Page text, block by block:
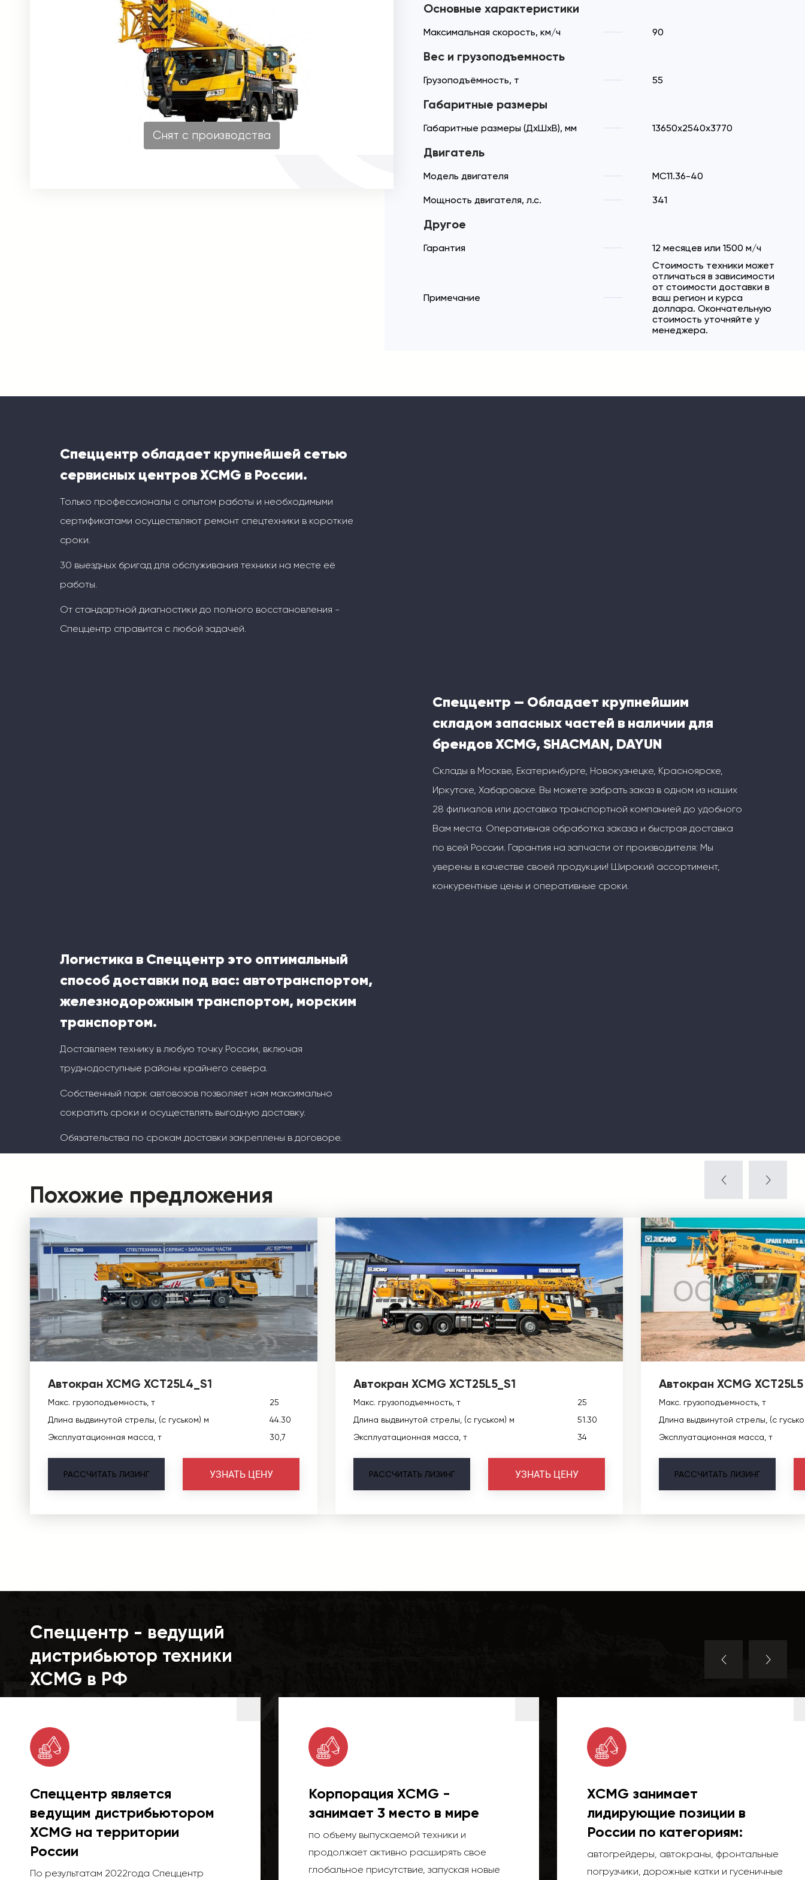
Снят с производства
Основные характеристики
Максимальная скорость, км/ч 90
Вес и грузоподъемность
Грузоподъёмность, т 55
Габаритные размеры
Габаритные размеры (ДхШхВ), мм 13650х2540х3770
Двигатель
Модель двигателя MC11.36-40
Мощность двигателя, л.с. 341
Другое
Гарантия 12 месяцев или 1500 м/ч
Примечание
Стоимость техники может
отличаться в зависимости
от стоимости доставки в
ваш регион и курса
доллара. Окончательную
стоимость уточняйте у
менеджера.
Спеццентр обладает крупнейшей сетью
сервисных центров XCMG в России.
Только профессионалы с опытом работы и необходимыми
сертификатами осуществляют ремонт спецтехники в короткие
сроки.
30 выездных бригад для обслуживания техники на месте её
работы.
От стандартной диагностики до полного восстановления -
Спеццентр справится с любой задачей.
Спеццентр — Обладает крупнейшим
складом запасных частей в наличии для
брендов XCMG, SHACMAN, DAYUN
Склады в Москве, Екатеринбурге, Новокузнецке, Красноярске,
Иркутске, Хабаровске. Вы можете забрать заказ в одном из наших
28 филиалов или доставка транспортной компанией до удобного
Вам места. Оперативная обработка заказа и быстрая доставка
по всей России. Гарантия на запчасти от производителя: Мы
уверены в качестве своей продукции! Широкий ассортимент,
конкурентные цены и оперативные сроки.
Логистика в Спеццентр это оптимальный
способ доставки под вас: автотранспортом,
железнодорожным транспортом, морским
транспортом.
Доставляем технику в любую точку России, включая
труднодоступные районы крайнего севера.
Собственный парк автовозов позволяет нам максимально
сократить сроки и осуществлять выгодную доставку.
Обязательства по срокам доставки закреплены в договоре.
Похожие предложения
Автокран XCMG XCT25L4_S1
Макс. грузоподъемность, т
25
Длина выдвинутой стрелы, (с гуськом) м
44.30
Эксплуатационная масса, т
30,7
РАССЧИТАТЬ ЛИЗИНГ УЗНАТЬ ЦЕНУ
Автокран XCMG XCT25L5_S1
Макс. грузоподъемность, т
25
Длина выдвинутой стрелы, (с гуськом) м
51.30
Эксплуатационная масса, т
34
РАССЧИТАТЬ ЛИЗИНГ УЗНАТЬ ЦЕНУ
Автокран XCMG XCT25L5
Макс. грузоподъемность, т
Длина выдвинутой стрелы, (с
Эксплуатационная масса, т
РАССЧИТАТЬ ЛИЗИНГ
Спеццентр - ведущий
дистрибьютор техники
XCMG в РФ
Поставщик
Спеццентр является
ведущим дистрибьютором
XCMG на территории
России
По результатам 2022года Спеццентр
Корпорация XCMG -
занимает 3 место в мире
по объему выпускаемой техники и
продолжает активно расширять свое
глобальное присутствие, запуская новые
XCMG занимает
лидирующие позиции в
России по категориям:
автогрейдеры, автокраны, фронтальные
погрузчики, дорожные катки и гусеничные